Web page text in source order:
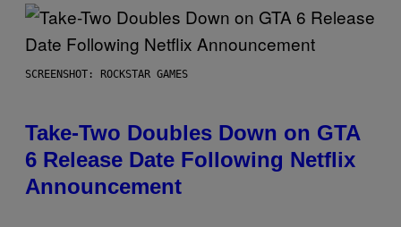
SCREENSHOT: ROCKSTAR GAMES
Take-Two Doubles Down on GTA
6 Release Date Following Netflix
Announcement